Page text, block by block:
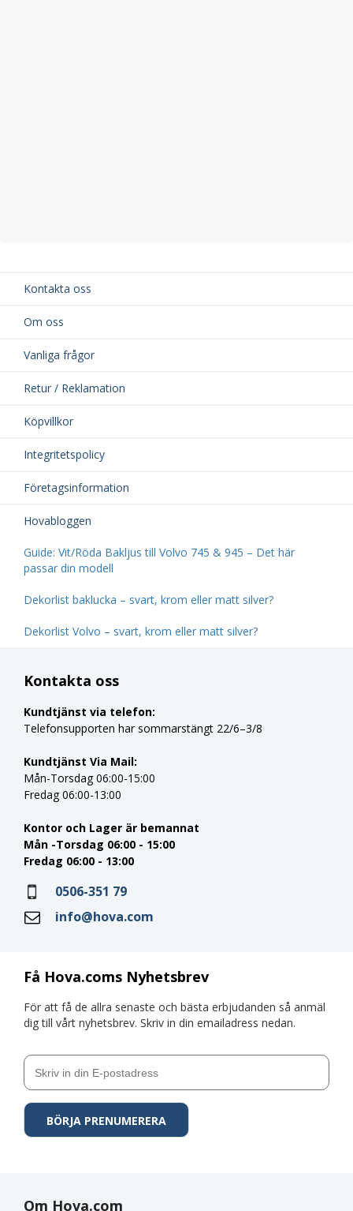
Kontakta oss
Om oss
Vanliga frågor
Retur / Reklamation
Köpvillkor
Integritetspolicy
Företagsinformation
Hovabloggen
Guide: Vit/Röda Bakljus till Volvo 745 & 945 – Det här
passar din modell
Dekorlist baklucka – svart, krom eller matt silver?
Dekorlist Volvo – svart, krom eller matt silver?
Få Hova.coms Nyhetsbrev
För att få de allra senaste och bästa erbjudanden så anmäl
dig till vårt nyhetsbrev. Skriv in din emailadress nedan.
Kontakta oss
Kundtjänst via telefon:
Telefonsupporten har sommarstängt 22/6–3/8
Kundtjänst Via Mail:
Mån-Torsdag 06:00-15:00
Fredag 06:00-13:00
Kontor och Lager är bemannat
Mån -Torsdag 06:00 - 15:00
Fredag 06:00 - 13:00
0506-351 79
info@hova.com
Om Hova.com